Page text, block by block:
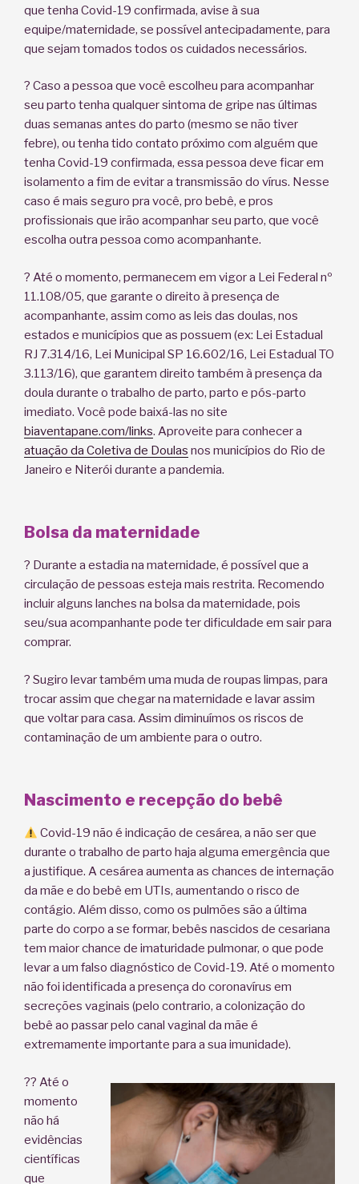
que tenha Covid-19 confirmada, avise à sua
equipe/maternidade, se possível antecipadamente, para
que sejam tomados todos os cuidados necessários.
? Caso a pessoa que você escolheu para acompanhar
seu parto tenha qualquer sintoma de gripe nas últimas
duas semanas antes do parto (mesmo se não tiver
febre), ou tenha tido contato próximo com alguém que
tenha Covid-19 confirmada, essa pessoa deve ficar em
isolamento a fim de evitar a transmissão do vírus. Nesse
caso é mais seguro pra você, pro bebê, e pros
profissionais que irão acompanhar seu parto, que você
escolha outra pessoa como acompanhante.
? Até o momento, permanecem em vigor a Lei Federal nº
11.108/05, que garante o direito à presença de
acompanhante, assim como as leis das doulas, nos
estados e municípios que as possuem (ex: Lei Estadual
RJ 7.314/16, Lei Municipal SP 16.602/16, Lei Estadual TO
3.113/16), que garantem direito também à presença da
doula durante o trabalho de parto, parto e pós-parto
imediato. Você pode baixá-las no site
biaventapane.com/links. Aproveite para conhecer a
atuação da Coletiva de Doulas nos municípios do Rio de
Janeiro e Niterói durante a pandemia.
Bolsa da maternidade
? Durante a estadia na maternidade, é possível que a
circulação de pessoas esteja mais restrita. Recomendo
incluir alguns lanches na bolsa da maternidade, pois
seu/sua acompanhante pode ter dificuldade em sair para
comprar.
? Sugiro levar também uma muda de roupas limpas, para
trocar assim que chegar na maternidade e lavar assim
que voltar para casa. Assim diminuímos os riscos de
contaminação de um ambiente para o outro.
Nascimento e recepção do bebê
Covid-19 não é indicação de cesárea, a não ser que
durante o trabalho de parto haja alguma emergência que
a justifique. A cesárea aumenta as chances de internação
da mãe e do bebê em UTIs, aumentando o risco de
contágio. Além disso, como os pulmões são a última
parte do corpo a se formar, bebês nascidos de cesariana
tem maior chance de imaturidade pulmonar, o que pode
levar a um falso diagnóstico de Covid-19. Até o momento
não foi identificada a presença do coronavírus em
secreções vaginais (pelo contrario, a colonização do
bebê ao passar pelo canal vaginal da mãe é
extremamente importante para a sua imunidade).
?? Até o
momento
não há
evidências
científicas
que